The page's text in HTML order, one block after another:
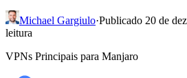
Michael Gargiulo·Publicado 20 de
leitura
VPNs Principais para Manjaro